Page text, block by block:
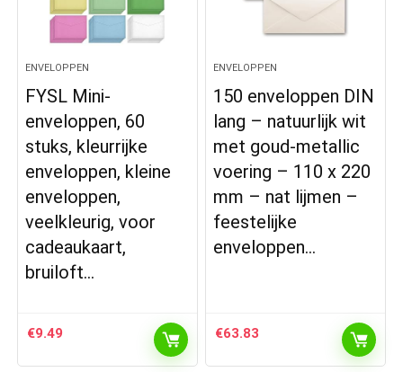
ENVELOPPEN
FYSL Mini-
enveloppen, 60
stuks, kleurrijke
enveloppen, kleine
enveloppen,
veelkleurig, voor
cadeaukaart,
bruiloft…
€9.49
ENVELOPPEN
150 enveloppen DIN
lang – natuurlijk wit
met goud-metallic
voering – 110 x 220
mm – nat lijmen –
feestelijke
enveloppen…
€63.83